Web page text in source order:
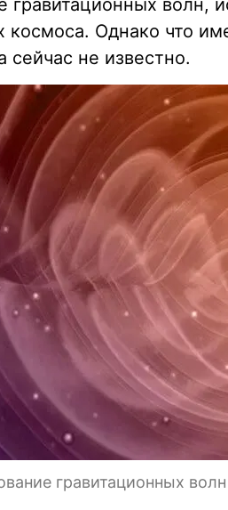
гравитационных волн,
космоса. Однако что
сейчас не известно.
гравитационных